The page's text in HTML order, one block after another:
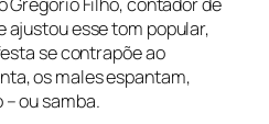
ajustou esse tom popular,
se contrapõe ao
os males espantam,
ou samba.